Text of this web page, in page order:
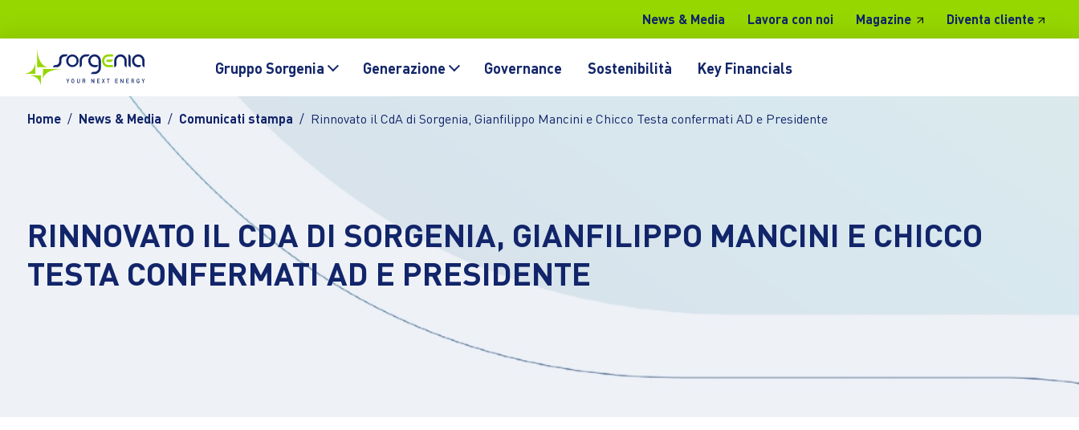
News & Media Lavora con noi Magazine Diventa cliente
Main navigation
Gruppo Sorgenia Generazione Governance Sostenibilità Key Financials
Home News & Media Comunicati stampa Rinnovato il CdA di Sorgenia, Gianfilippo Mancini e Chicco Testa confermati AD e Presidente
RINNOVATO IL CDA DI SORGENIA, GIANFILIPPO MANCINI E CHICCO
TESTA CONFERMATI AD E PRESIDENTE